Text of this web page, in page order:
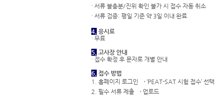
· 서류 불충분/진위 확인 불가 시 접수 자동 취소
· 서류 검증: 평일 기준 약 3일 이내 완료
4. 응시료
· 무료
5. 고사장 안내
· 접수 확정 후 문자로 개별 안내
6. 접수 방법
1. 홈페이지 로그인 → ‘PEAT-SAT 시험 접수’ 선택
2. 필수 서류 제출 → 업로드